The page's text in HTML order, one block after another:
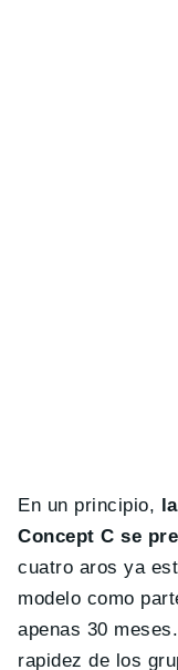
En un principio,
Concept C se
cuatro aros ya
modelo como
apenas 30
rapidez de los